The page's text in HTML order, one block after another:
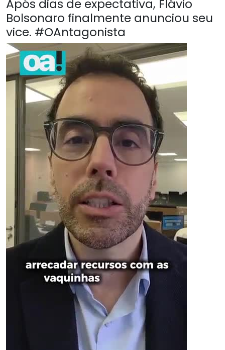
Após dias de expectativa, Flávio
Bolsonaro finalmente anunciou seu
vice. #OAntagonista